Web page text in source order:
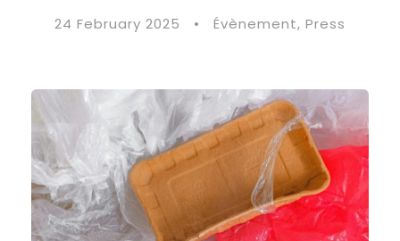
24 February 2025 • Évènement, Press